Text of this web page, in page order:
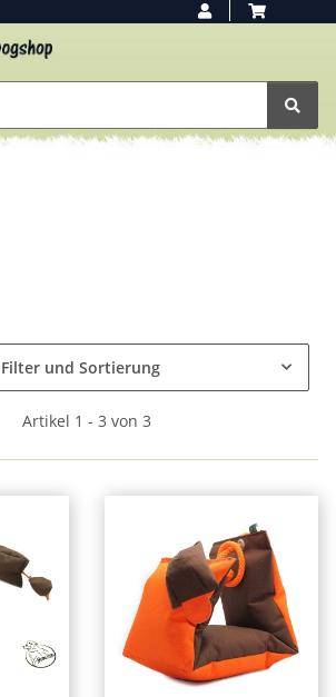
Filter und Sortierung
Artikel 1 - 3 von 3